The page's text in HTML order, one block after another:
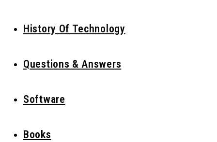
History Of Technology
Questions & Answers
Software
Books